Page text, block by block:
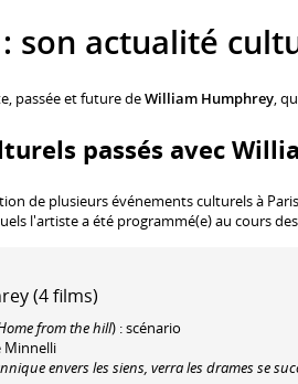
son actualité
passée et future deWilliam Humphrey,
passés avec
de plusieurs événements culturels à
l'artiste a été programmé(e) au cours
(4 films)
from the hill) : scénario
Minnelli
envers les siens, verra les drames se